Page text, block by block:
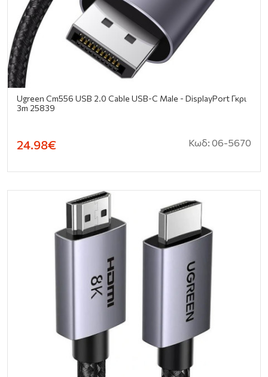
Ugreen Cm556 USB 2.0 Cable USB-C Male - DisplayPort Γκρι
3m 25839
24.98€ Κωδ: 06-5670